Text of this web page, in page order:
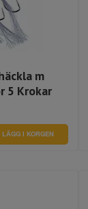
m
5 Krokar
LÄGG I KORGEN